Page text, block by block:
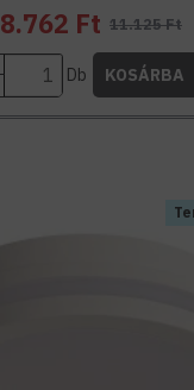
8.762 Ft 11.125 Ft
Db KOSÁRBA